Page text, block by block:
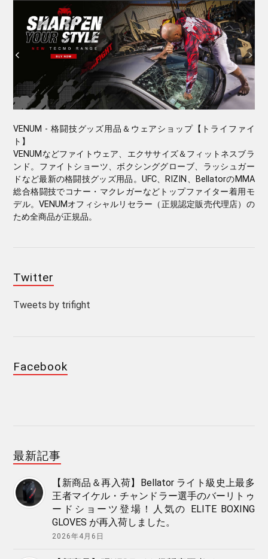
VENUM - 格闘技グッズ用品＆ウェアショップ【トライファイ
ト】
VENUMなどファイトウェア、エクササイズ＆フィットネスブラ
ンド。ファイトショーツ、ボクシンググローブ、ラッシュガー
ドなど最新の格闘技グッズ用品。UFC、RIZIN、BellatorのMMA
総合格闘技でコナー・マクレガーなどトップファイター着用モ
デル。VENUMオフィシャルリセラー（正規認定販売代理店）の
ため全商品が正規品。
Twitter
Tweets by trifight
Facebook
最新記事
【新商品＆再入荷】Bellator ライト級史上最多
王者マイケル・チャンドラー選手のバーリトゥ
ードショーツ登場！人気の ELITE BOXING
GLOVES が再入荷しました。
2026年4月6日